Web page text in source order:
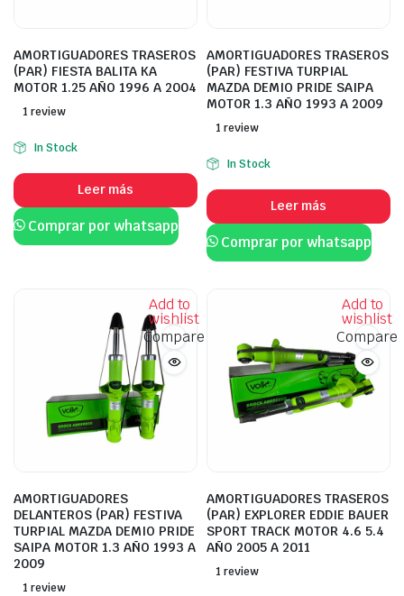
AMORTIGUADORES TRASEROS
(PAR) FIESTA BALITA KA
MOTOR 1.25 AÑO 1996 A 2004
1 review
In Stock
Leer más
Comprar por whatsapp
AMORTIGUADORES TRASEROS
(PAR) FESTIVA TURPIAL
MAZDA DEMIO PRIDE SAIPA
MOTOR 1.3 AÑO 1993 A 2009
1 review
In Stock
Leer más
Comprar por whatsapp
Add to
wishlist
Compare
AMORTIGUADORES
DELANTEROS (PAR) FESTIVA
TURPIAL MAZDA DEMIO PRIDE
SAIPA MOTOR 1.3 AÑO 1993 A
2009
1 review
Add to
wishlist
Compare
AMORTIGUADORES TRASEROS
(PAR) EXPLORER EDDIE BAUER
SPORT TRACK MOTOR 4.6 5.4
AÑO 2005 A 2011
1 review